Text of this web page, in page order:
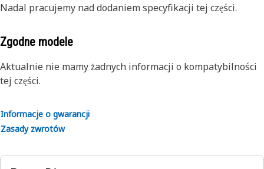
Nadal pracujemy nad dodaniem specyfikacji tej części.
Zgodne modele
Aktualnie nie mamy żadnych informacji o kompatybilności
tej części.
Informacje o gwarancji
Zasady zwrotów